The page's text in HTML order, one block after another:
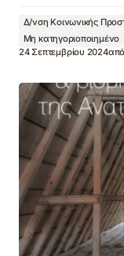
Δ/νση Κοινωνικής
Μη κατηγοριοποιημένο
24 Σεπτεμβρίου 2024από